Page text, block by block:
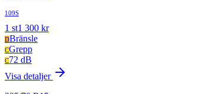
109S
1 st1 300 kr
DBränsle
CGrepp
C72 dB
Visa detaljer